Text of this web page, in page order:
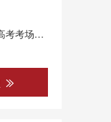
2026年6月青海：2026年普通高考考场规则